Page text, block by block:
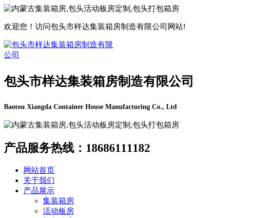
欢迎您！访问包头市样达集装箱房制造有限公司网站!
包头市样达集装箱房制造有限公司
Baotou Xiangda Container House Manufacturing Co., Ltd
产品服务热线： 18686111182
网站首页
关于我们
产品展示
集装箱房
活动板房